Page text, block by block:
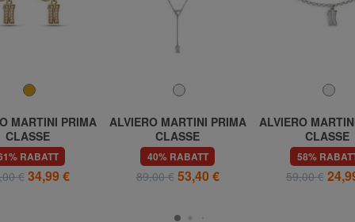
MARTINI PRIMA
CLASSE
Kreisohrringe
Anhänger
RABATT
€ 34,99 €
ALVIERO MARTINI PRIMA
CLASSE
BROADWAY Halskette mit
Logoanhänger und
Zirkonen
40% RABATT
89,00 € 53,40 €
ALVIERO
CLASSE
BROADWAY
Logoanhänger
Zirkonen
58%
59,00 €